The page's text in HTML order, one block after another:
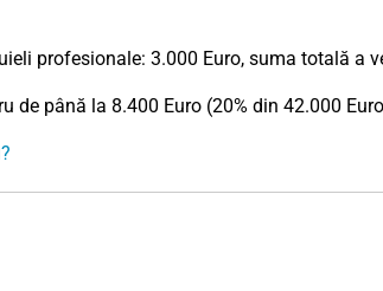
profesionale: 3.000 Euro, suma totală a
până la 8.400 Euro (20% din 42.000